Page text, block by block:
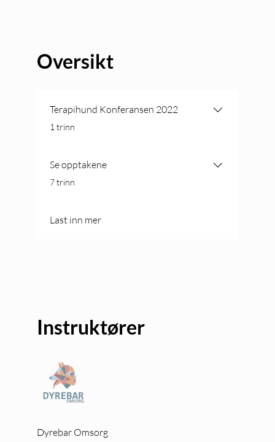
Oversikt
Terapihund Konferansen 2022
.1 trinn
Se opptakene
.7 trinn
Last inn mer
Instruktører
Dyrebar Omsorg